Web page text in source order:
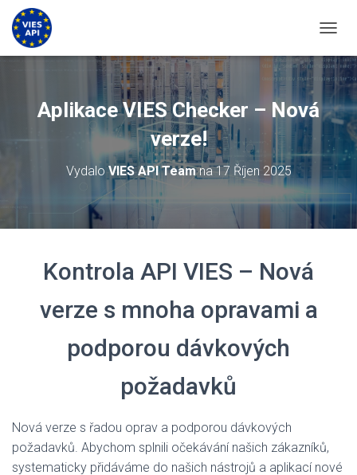
Aplikace VIES Checker – Nová
verze!
VydaloVIES API Teamna17 Říjen 2025
Kontrola API VIES – Nová
verze s mnoha opravami a
podporou dávkových
požadavků
Nová verze s řadou oprav a podporou dávkových
požadavků. Abychom splnili očekávání našich zákazníků,
systematicky přidáváme do našich nástrojů a aplikací nové